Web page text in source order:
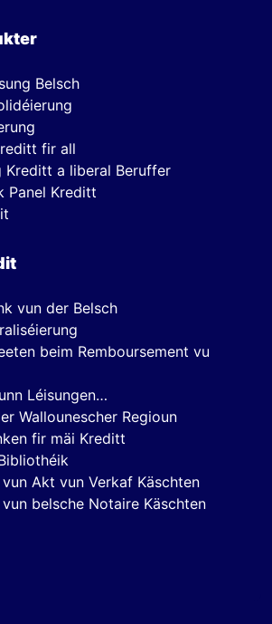
Belsch
fir all
Kreditt a liberal Beruffer
Panel Kreditt
vun der Belsch
beim Remboursement vu
Léisungen…
Wallounescher Regioun
fir mäi Kreditt
Akt vun Verkaf Käschten
belsche Notaire Käschten